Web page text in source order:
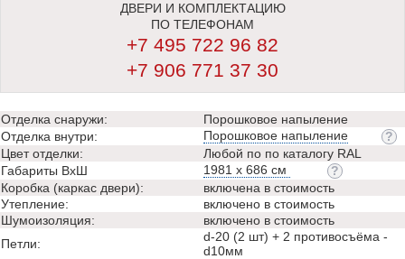
ДВЕРИ И КОМПЛЕКТАЦИЮ
ПО ТЕЛЕФОНАМ
+7 495 722 96 82
+7 906 771 37 30
Отделка снаружи:
Порошковое напыление
Отделка внутри:
Порошковое напыление
Цвет отделки:
Любой по по каталогу RAL
Габариты ВхШ
1981 х 686 см
Коробка (каркас двери):
включена в стоимость
Утепление:
включено в стоимость
Шумоизоляция:
включено в стоимость
Петли:
d-20 (2 шт) + 2 противосъёма -
d10мм